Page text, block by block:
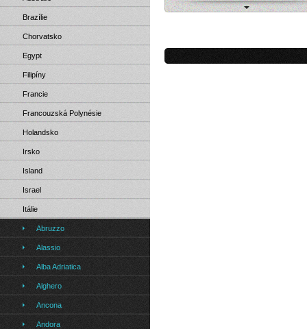
Brazílie
Chorvatsko
Egypt
Filipíny
Francie
Francouzská Polynésie
Holandsko
Irsko
Island
Israel
Itálie
Abruzzo
Alassio
Alba Adriatica
Alghero
Ancona
Andora